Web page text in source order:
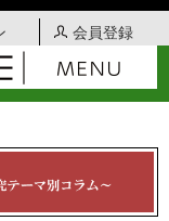
会員登録